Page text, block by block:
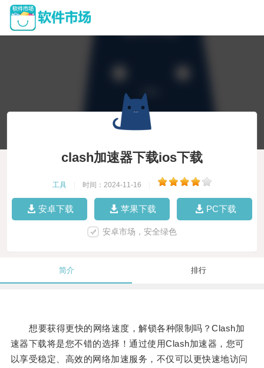
clash加速器下载ios下载
工具 时间：2024-11-16
安卓下载 苹果下载 PC下载
安卓市场，安全绿色
简介 排行
想要获得更快的网络速度，解锁各种限制吗？Clash加
速器下载将是您不错的选择！通过使用Clash加速器，您可
以享受稳定、高效的网络加速服务，不仅可以更快速地访问